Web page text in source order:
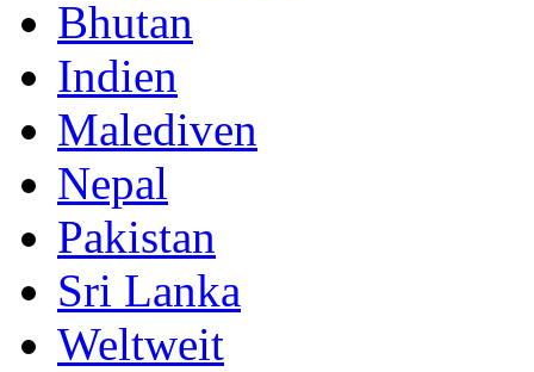
Bhutan
Indien
Malediven
Nepal
Pakistan
Sri Lanka
Weltweit